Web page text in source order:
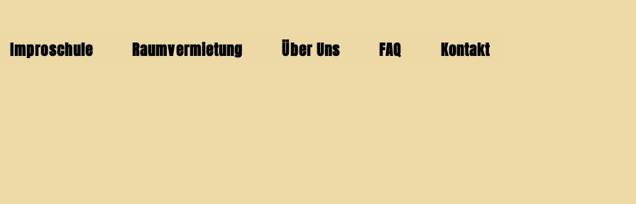
Improschule Raumvermietung Über Uns FAQ Kontakt